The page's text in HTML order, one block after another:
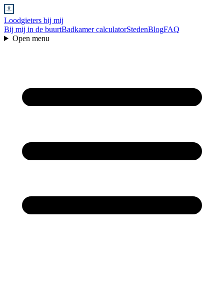
Loodgieters bij mij
Bij mij in de buurtBadkamer calculatorStedenBlogFAQ
Open menu